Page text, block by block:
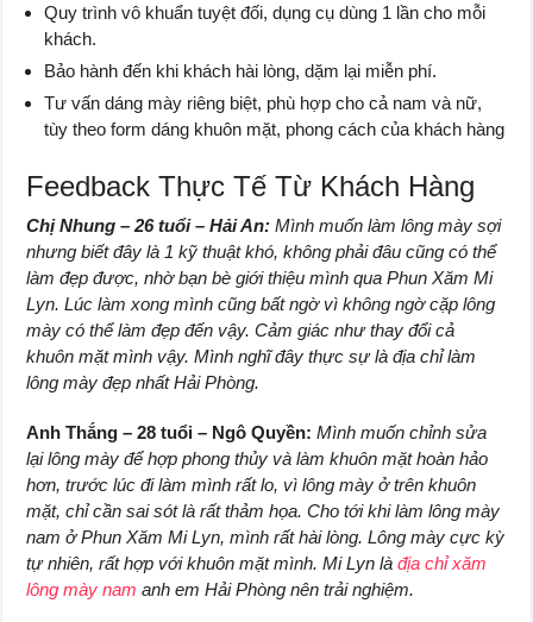
Quy trình vô khuẩn tuyệt đối, dụng cụ dùng 1 lần cho mỗi
khách.
Bảo hành đến khi khách hài lòng, dặm lại miễn phí.
Tư vấn dáng mày riêng biệt, phù hợp cho cả nam và nữ,
tùy theo form dáng khuôn mặt, phong cách của khách hàng
Feedback Thực Tế Từ Khách Hàng
Chị Nhung – 26 tuổi – Hải An: Mình muốn làm lông mày sợi
nhưng biết đây là 1 kỹ thuật khó, không phải đâu cũng có thể
làm đẹp được, nhờ bạn bè giới thiệu mình qua Phun Xăm Mi
Lyn. Lúc làm xong mình cũng bất ngờ vì không ngờ cặp lông
mày có thể làm đẹp đến vậy. Cảm giác như thay đổi cả
khuôn mặt mình vậy. Mình nghĩ đây thực sự là địa chỉ làm
lông mày đẹp nhất Hải Phòng.
Anh Thắng – 28 tuổi – Ngô Quyền:Mình muốn chỉnh sửa
lại lông mày để hợp phong thủy và làm khuôn mặt hoàn hảo
hơn, trước lúc đi làm mình rất lo, vì lông mày ở trên khuôn
mặt, chỉ cần sai sót là rất thảm họa. Cho tới khi làm lông mày
nam ở Phun Xăm Mi Lyn, mình rất hài lòng. Lông mày cực kỳ
tự nhiên, rất hợp với khuôn mặt mình. Mi Lyn làđịa chỉ xăm
lông mày nam anh em Hải Phòng nên trải nghiệm.